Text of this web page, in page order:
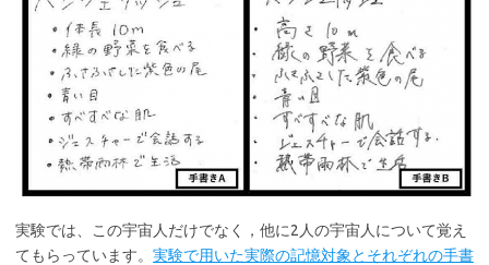
実験では、この宇宙人だけでなく，他に2人の宇宙人について覚え
てもらっています。 実験で用いた実際の記憶対象とそれぞれの手書